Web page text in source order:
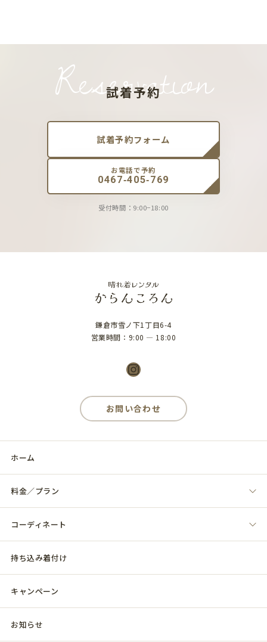
Reservation
試着予約
試着予約フォーム
お電話で予約
0467-405-769
受付時間：9:00−18:00
鎌倉市雪ノ下1丁目6-4
営業時間：9:00 ― 18:00
Instagram
お問い合わせ
ホーム
料金／プラン
コーディネート
持ち込み着付け
キャンペーン
お知らせ